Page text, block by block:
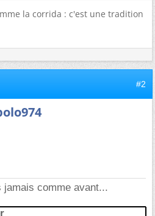
la corrida : c'est une tradition
#2
jamais comme avant...